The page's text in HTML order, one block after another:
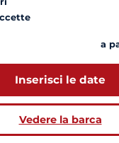
a
Inserisci le date
Vedere la barca